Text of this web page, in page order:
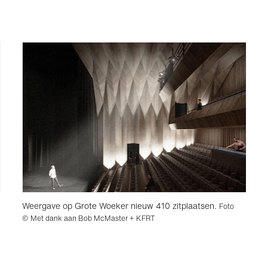
Weergave op Grote Woeker nieuw 410 zitplaatsen. Foto
© Met dank aan Bob McMaster + KFRT